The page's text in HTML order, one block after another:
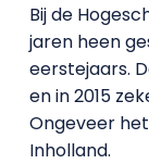
Bij de
jaren heen
eerstejaars.
en in 2015
Ongeveer
Inholland.